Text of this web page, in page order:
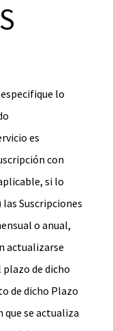
lo
es
con
si lo
Suscripciones
o anual,
actualizarse
de dicho
de dicho Plazo
que se actualiza